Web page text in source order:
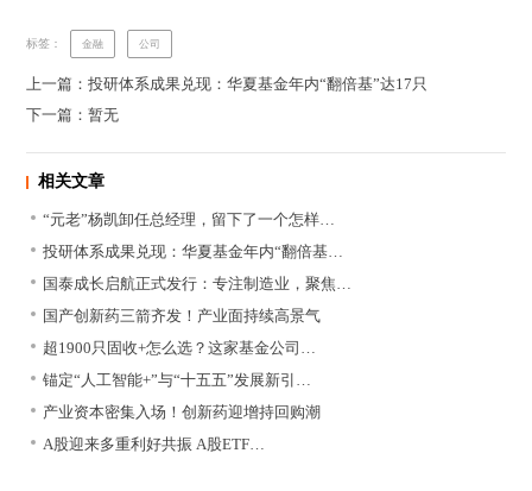
标签： 金融 公司
上一篇：投研体系成果兑现：华夏基金年内“翻倍基”达17只
下一篇：暂无
相关文章
“元老”杨凯卸任总经理，留下了一个怎样…
投研体系成果兑现：华夏基金年内“翻倍基…
国泰成长启航正式发行：专注制造业，聚焦…
国产创新药三箭齐发！产业面持续高景气
超1900只固收+怎么选？这家基金公司…
锚定“人工智能+”与“十五五”发展新引…
产业资本密集入场！创新药迎增持回购潮
A股迎来多重利好共振 A股ETF…